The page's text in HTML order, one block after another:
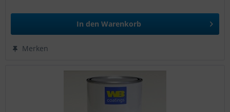
In den Warenkorb
Merken